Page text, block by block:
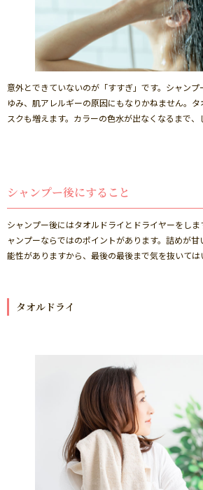
意外とできていないのが「すすぎ」です。シャン
ゆみ、肌アレルギーの原因にもなりかねません。
スクも増えます。カラーの色水が出なくなるまで、
シャンプー後にすること
シャンプー後にはタオルドライとドライヤーをし
ャンプーならではのポイントがあります。詰めが
能性がありますから、最後の最後まで気を抜いては
タオルドライ